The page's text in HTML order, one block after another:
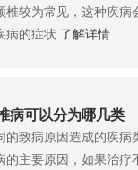
椎较为常见，这种疾病
病的症状.了解详情...
病可以分为哪几类
的致病原因造成的疾病
的主要原因，如果治疗